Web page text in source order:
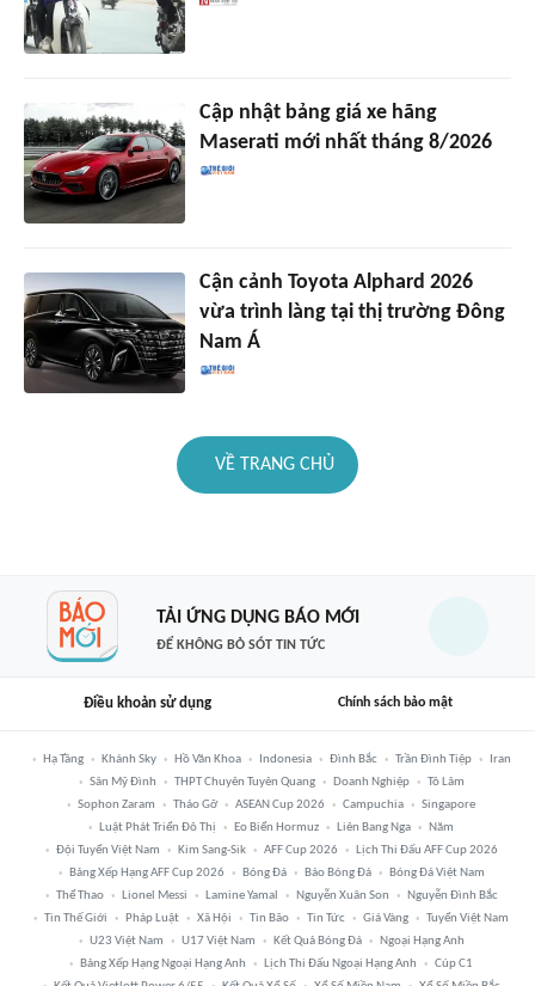
Cập nhật bảng giá xe hãng
Maserati mới nhất tháng 8/2026
Cận cảnh Toyota Alphard 2026
vừa trình làng tại thị trường Đông
Nam Á
VỀ TRANG CHỦ
TẢI ỨNG DỤNG BÁO MỚI
ĐỂ KHÔNG BỎ SÓT TIN TỨC
Điều khoản sử dụng Chính sách bảo mật
Hạ Tầng Khánh Sky Hồ Văn Khoa Indonesia Đình Bắc Trần Đình Tiệp
Iran
Sân Mỹ Đình
THPT Chuyên Tuyên Quang Doanh Nghiệp
Tô Lâm
Sophon Zaram
Tháo Gỡ ASEAN Cup 2026 Campuchia
Singapore
Luật Phát Triển Đô Thị
Eo Biển Hormuz Liên Bang Nga
Năm
Đội Tuyển Việt Nam
Kim Sang-Sik AFF Cup 2026
Lịch Thi Đấu AFF Cup 2026
Bảng Xếp Hạng AFF Cup 2026
Bóng Đá Báo Bóng Đá
Bóng Đá Việt Nam
Thể Thao
Lionel Messi Lamine Yamal Nguyễn Xuân Son
Nguyễn Đình Bắc
Tin Thế Giới
Pháp Luật Xã Hội Tin Bão Tin Tức Giá Vàng
Tuyển Việt Nam
U23 Việt Nam
U17 Việt Nam Kết Quả Bóng Đá
Ngoại Hạng Anh
Bảng Xếp Hạng Ngoại Hạng Anh
Lịch Thi Đấu Ngoại Hạng Anh
Cúp C1